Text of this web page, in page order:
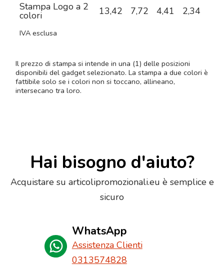
Stampa Logo a 2
colori 13,42 7,72 4,41 2,34
IVA esclusa
Il prezzo di stampa si intende in una (1) delle posizioni
disponibili del gadget selezionato. La stampa a due colori è
fattibile solo se i colori non si toccano, allineano,
intersecano tra loro.
Hai bisogno d'aiuto?
Acquistare su articolipromozionali.eu è semplice e
sicuro
WhatsApp
Assistenza Clienti
0313574828